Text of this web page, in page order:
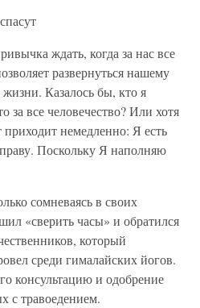
ждать, когда за нас все
развернуться нашему
Казалось бы, кто я
за все человечество? Или хотя
немедленно: Я есть
Поскольку Я наполняю
сомневаясь в своих
«сверить часы» и обратился
который
среди гималайских йогов.
консультацию и одобрение
с травоедением.